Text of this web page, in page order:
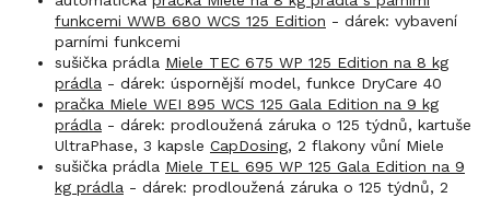
funkcemi WWB 680 WCS 125 Edition - dárek: vybavení
parními funkcemi
sušička prádla Miele TEC 675 WP 125 Edition na 8 kg
prádla - dárek: úspornější model, funkce DryCare 40
pračka Miele WEI 895 WCS 125 Gala Edition na 9 kg
prádla - dárek: prodloužená záruka o 125 týdnů, kartuše
UltraPhase, 3 kapsle CapDosing, 2 flakony vůní Miele
sušička prádla Miele TEL 695 WP 125 Gala Edition na 9
kg prádla - dárek: prodloužená záruka o 125 týdnů, 2